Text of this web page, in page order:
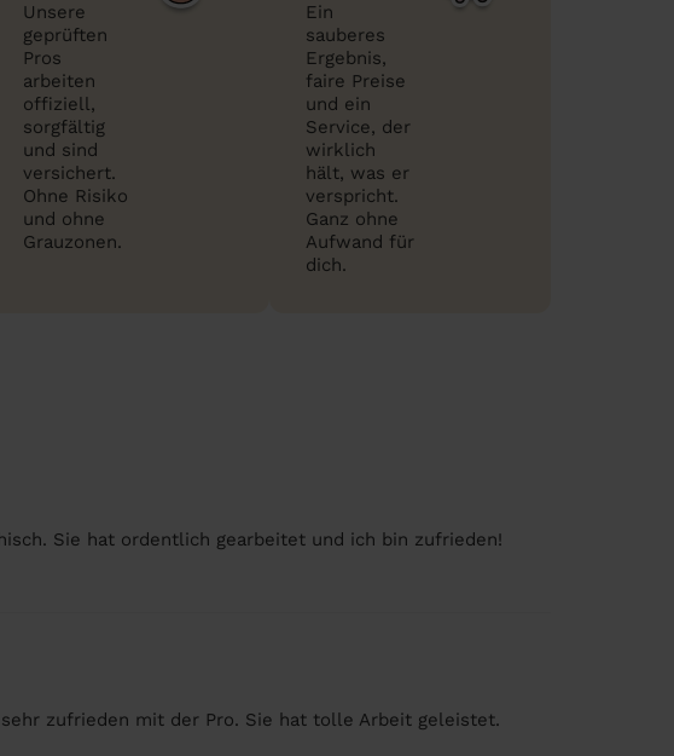
Unsere
geprüften
Pros
arbeiten
offiziell,
sorgfältig
und sind
versichert.
Ohne Risiko
und ohne
Grauzonen.
Ein
sauberes
Ergebnis,
faire Preise
und ein
Service, der
wirklich
hält, was er
verspricht.
Ganz ohne
Aufwand für
dich.
Sie hat ordentlich gearbeitet und ich bin zufrieden!
zufrieden mit der Pro. Sie hat tolle Arbeit geleistet.